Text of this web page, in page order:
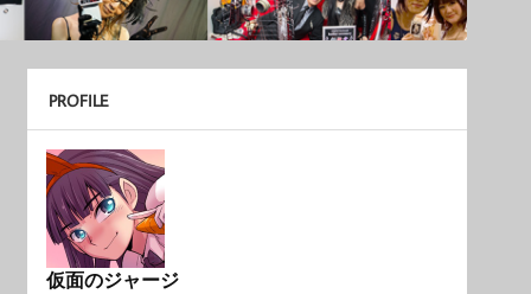
PROFILE
仮面のジャージ